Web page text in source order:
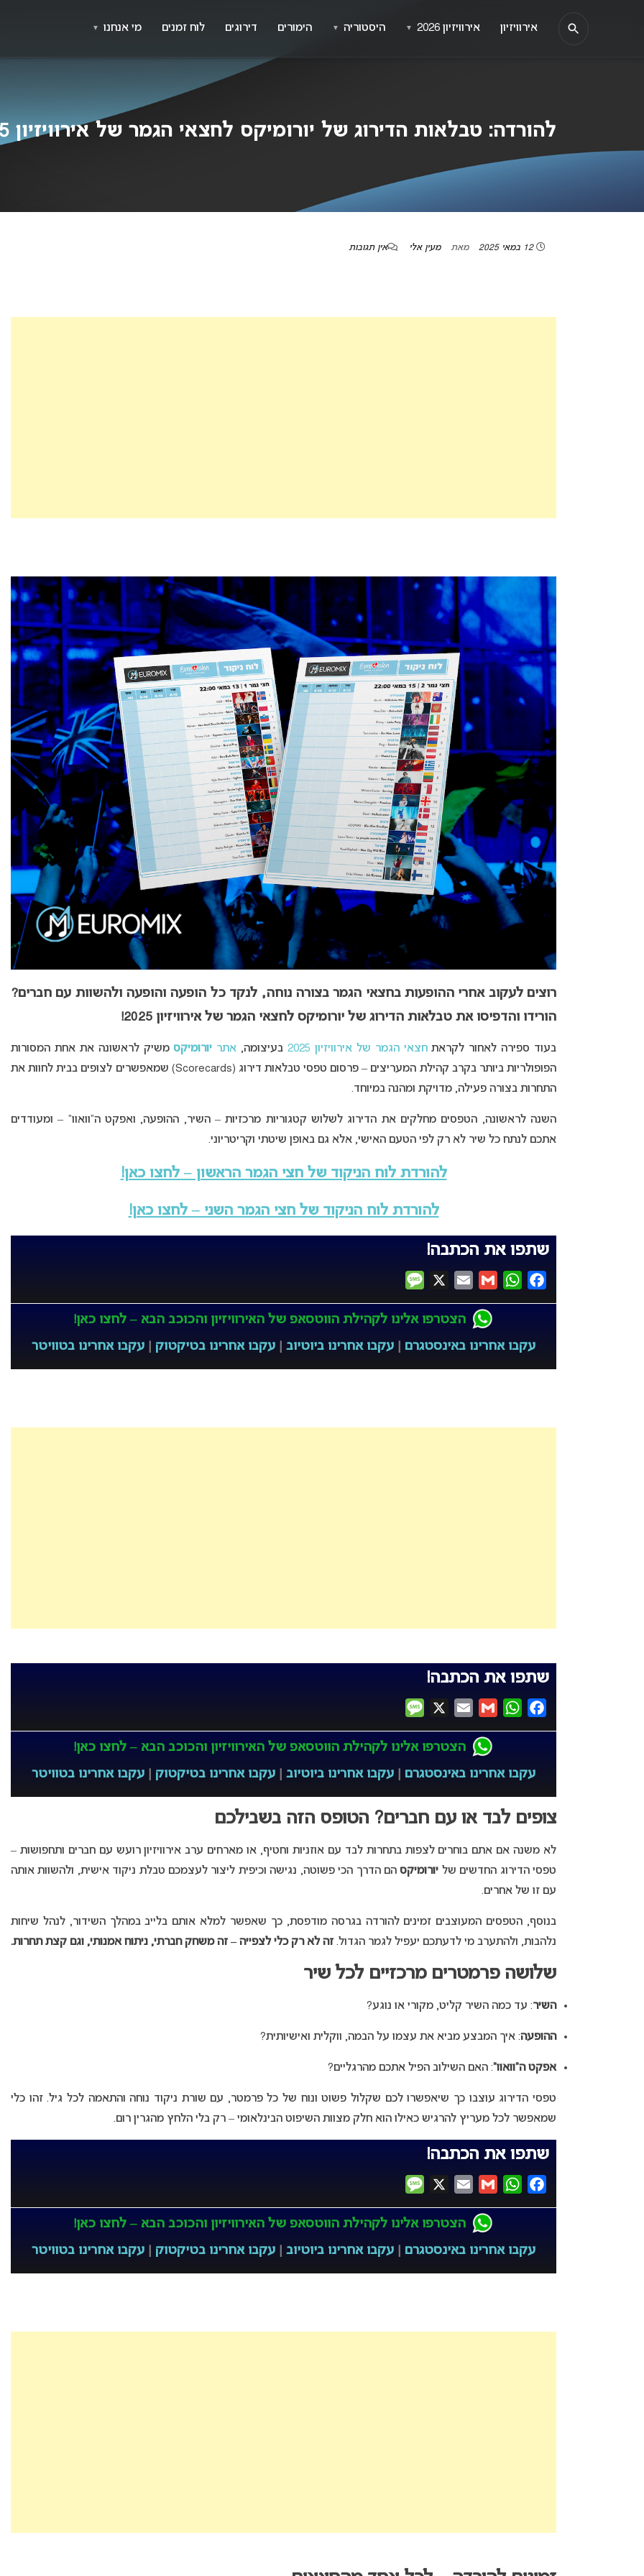
להורדה: טבלאות הדירוג של יורומיקס לחצאי הגמר של אירוויזיון 2025 פורסמו!
12 במאי 2025 מאת מעין אלי אין תגובות
רוצים לעקוב אחרי ההופעות בחצאי הגמר בצורה נוחה, לנקד כל הופעה והופעה ולהשוות עם חברים?
הורידו והדפיסו את טבלאות הדירוג של יורומיקס לחצאי הגמר של אירוויזיון 2025!
בעוד ספירה לאחור לקראתחצאי הגמר של אירוויזיון 2025 בעיצומה, אתר יורומיקס משיק לראשונה את אחת המסורות
הפופולריות ביותר בקרב קהילת המעריצים – פרסום טפסי טבלאות דירוג (Scorecards) שמאפשרים לצופים בבית לחוות את
התחרות בצורה פעילה, מדויקת ומהנה במיוחד.
השנה לראשונה, הטפסים מחלקים את הדירוג לשלוש קטגוריות מרכזיות – השיר, ההופעה, ואפקט ה”וואוו” – ומעודדים
אתכם לנתח כל שיר לא רק לפי הטעם האישי, אלא גם באופן שיטתי וקריטריוני.
להורדת לוח הניקוד של חצי הגמר הראשון – לחצו כאן!
להורדת לוח הניקוד של חצי הגמר השני – לחצו כאן!
שתפו את הכתבה!
Facebook
WhatsApp
Gmail
Email
הצטרפו אלינו לקהילת הווטסאפ של האירוויזיון והכוכב הבא – לחצו כאן!
עקבו אחרינו באינסטגרם
עקבו אחרינו ביוטיוב עקבו אחרינו בטיקטוק עקבו אחרינו בטוויטר
שתפו את הכתבה!
Facebook
WhatsApp
Gmail
Email
הצטרפו אלינו לקהילת הווטסאפ של האירוויזיון והכוכב הבא – לחצו כאן!
עקבו אחרינו באינסטגרם
עקבו אחרינו ביוטיוב עקבו אחרינו בטיקטוק עקבו אחרינו בטוויטר
צופים לבד או עם חברים? הטופס הזה בשבילכם
לא משנה אם אתם בוחרים לצפות בתחרות לבד עם אוזניות וחטיף, או מארחים ערב אירוויזיון רועש עם חברים ותחפושות –
טפסי הדירוג החדשים של יורומיקס הם הדרך הכי פשוטה, נגישה וכיפית ליצור לעצמכם טבלת ניקוד אישית, ולהשוות אותה
עם זו של אחרים.
בנוסף, הטפסים המעוצבים זמינים להורדה בגרסה מודפסת, כך שאפשר למלא אותם בלייב במהלך השידור, לנהל שיחות
נלהבות, ולהתערב מי לדעתכם יעפיל לגמר הגדול. זה לא רק כלי לצפייה – זה משחק חברתי, ניתוח אמנותי, וגם קצת תחרות.
שלושה פרמטרים מרכזיים לכל שיר
השיר: עד כמה השיר קליט, מקורי או נוגע?
ההופעה: איך המבצע מביא את עצמו על הבמה, ווקלית ואישיותית?
אפקט ה”וואוו”: האם השילוב הפיל אתכם מהרגליים?
טפסי הדירוג עוצבו כך שיאפשרו לכם שקלול פשוט ונוח של כל פרמטר, עם שורת ניקוד נוחה והתאמה לכל גיל. זהו כלי
שמאפשר לכל מעריץ להרגיש כאילו הוא חלק מצוות השיפוט הבינלאומי – רק בלי הלחץ מהגרין רום.
שתפו את הכתבה!
Facebook
WhatsApp
Gmail
Email
הצטרפו אלינו לקהילת הווטסאפ של האירוויזיון והכוכב הבא – לחצו כאן!
עקבו אחרינו באינסטגרם
עקבו אחרינו ביוטיוב עקבו אחרינו בטיקטוק עקבו אחרינו בטוויטר
אירוויזיון אירוויזיון 2026 ▼ היסטוריה ▼ הימורים דירוגים לוח זמנים מי אנחנו ▼